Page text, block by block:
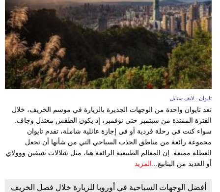
فيديو
مدوَنات
مشاكل
وحلول
تايوان - لايف ستايل
تعد تايوان واحدة من الوجهات الجديرة بالزيارة في موسم الخريف، خلال
الفترة الممتدة من سبتمبر حتى نوفمبر، إذ يكون الطقس معتدل وجاف.
سواء كنت في رحلة فردية أو في إجازة عائلية شاملة، تقدم تايوان
مجموعة رائعة من مناطق الجذب السياحي التي من شأنها أن تجعل
العطلة ممتعة. إن المعالم الطبيعية الرائعة هنا، مثل شلالات شيفين ووولاي
أو العديد من الينابيع... المزيد
أفضل الوجهات السياحية في أوروبا للزيارة خلال فصل الخريف